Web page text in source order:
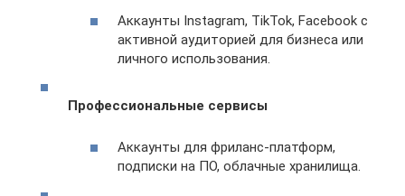
Аккаунты Instagram, TikTok, Facebook с
активной аудиторией для бизнеса или
личного использования.
Профессиональные сервисы
Аккаунты для фриланс-платформ,
подписки на ПО, облачные хранилища.